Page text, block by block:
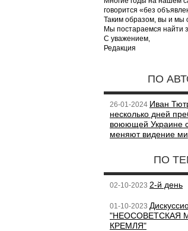
говорится «без
Таким образом, вы и мы
Мы постараемся найти
С уважением,
Редакция
ПО
26-01-2024 Иван
несколько дней
воюющей Украине
меняют видение
ПО
02-10-2023 2-й день
01-10-2023
"НЕОСОВЕТСКАЯ
КРЕМЛЯ"